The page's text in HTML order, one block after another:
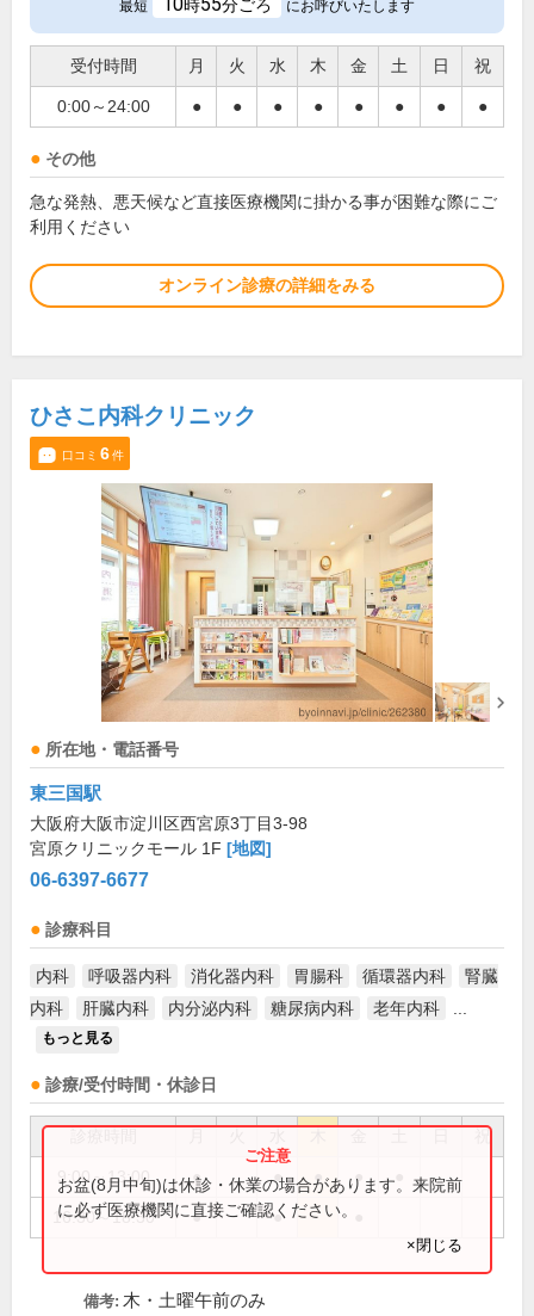
最短 時 分ごろ にお呼びいたします
受付時間 月 火 水 木 金 土 日 祝
0:00～24:00 ● ● ● ● ● ● ● ●
その他
急な発熱、悪天候など直接医療機関に掛かる事が困難な際にご
利用ください
オンライン診療の詳細をみる
ひさこ内科クリニック
口コミ 6件
所在地・電話番号
東三国駅
大阪府大阪市淀川区西宮原3丁目3-98
宮原クリニックモール 1F [地図]
06-6397-6677
診療科目
内科 呼吸器内科 消化器内科 胃腸科 循環器内科
腎臓
内科
肝臓内科 内分泌内科 糖尿病内科 老年内科
もっと見る
診療/受付時間・休診日
祝
9:00～13:00 ● ● ● ●
16:30～18:30 ● ●
お盆(8月中旬)は休診・休業の場合があります。来院前
に必ず医療機関に直接ご確認ください。
×閉じる
備考: 木・土曜午前のみ